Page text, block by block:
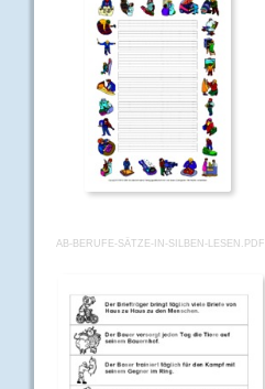
AB-BERUFE-SÄTZE-IN-SILBEN-LESEN.PDF